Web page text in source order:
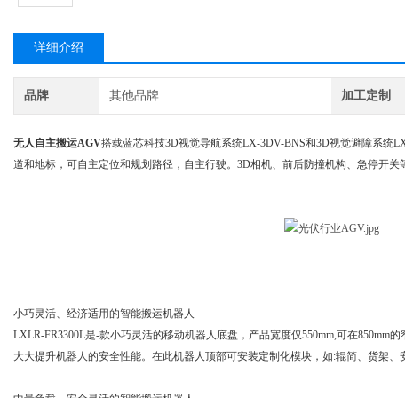
详细介绍
品牌 其他品牌 加工定制
无人自主搬运AGV搭载蓝芯科技3D视觉导航系统LX-3DV-BNS和3D视觉避障系统
道和地标，可自主定位和规划路径，自主行驶。3D相机、前后防撞机构、急停开
小巧灵活、经济适用的智能搬运机器人
LXLR-FR3300L是-款小巧灵活的移动机器人底盘，产品宽度仅550mm,可在850mm
大大提升机器人的安全性能。在此机器人顶部可安装定制化模块，如:辊简、货架